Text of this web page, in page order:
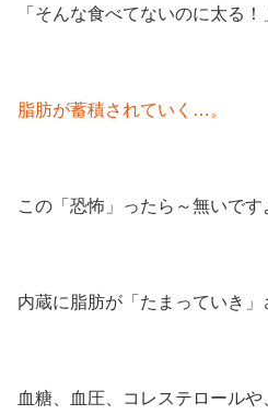
「そんな食べてないのに太る！
脂肪が蓄積されていく…。
この「恐怖」ったら～無いです
内蔵に脂肪が「たまっていき」
血糖、血圧、コレステロール